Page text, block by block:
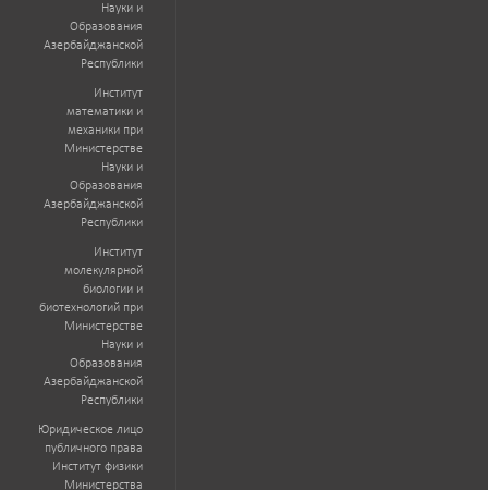
Науки и
Образования
Азербайджанской
Республики
Институт
математики и
механики при
Министерстве
Науки и
Образования
Азербайджанской
Республики
Институт
молекулярной
биологии и
биотехнологий при
Министерстве
Науки и
Образования
Азербайджанской
Республики
Юридическое лицо
публичного права
Институт физики
Министерства